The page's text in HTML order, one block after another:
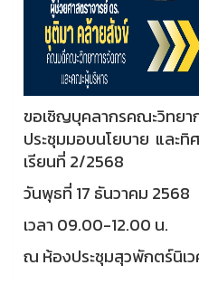
ขอเชิญบุคลากรคณะวิทย
ประชุมมอบนโยบาย และ
เรียนที่ 2/2568
วันพุธที่ 17 ธันวาคม 2568
เวลา 09.00-12.00 น.
ณ ห้องประชุมสุวพักตร์นิเ